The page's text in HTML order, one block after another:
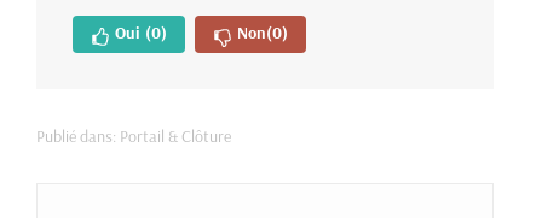
Oui (0) Non(0)
Publié dans: Portail & Clôture